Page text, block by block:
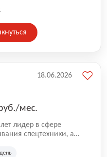
мес.
лидер в сфере
спецтехники, а
с теми, кто строит и
18.06.2026